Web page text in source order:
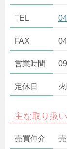
TEL
FAX
営業時間
定休日
主な取り扱
売買仲介